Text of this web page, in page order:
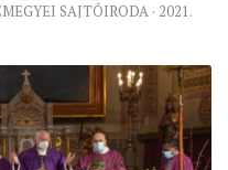
SAJTÓIRODA · 2021.